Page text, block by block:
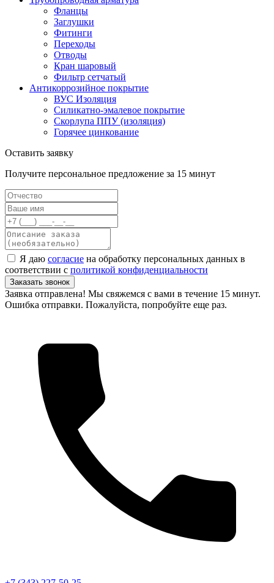
Фланцы
Заглушки
Фитинги
Переходы
Отводы
Кран шаровый
Фильтр сетчатый
Антикоррозийное покрытие
ВУС Изоляция
Силикатно-эмалевое покрытие
Скорлупа ППУ (изоляция)
Горячее цинкование
Оставить заявку
Получите персональное предложение за 15 минут
Я даю согласие на обработку персональных данных в
соответствии с политикой конфиденциальности
Заказать звонок
Заявка отправлена! Мы свяжемся с вами в течение 15 минут.
Ошибка отправки. Пожалуйста, попробуйте еще раз.